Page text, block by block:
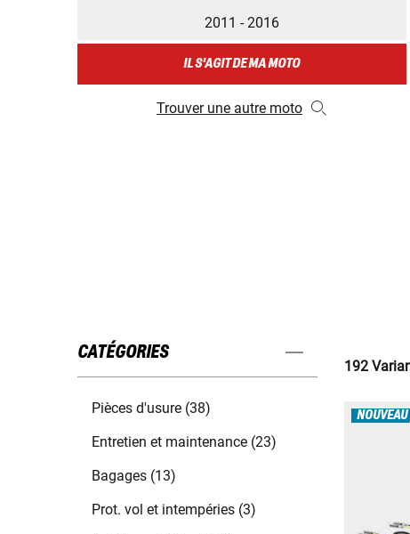
2011 - 2016
IL S'AGIT DE MA MOTO
Trouver une autre moto
CATÉGORIES
Pièces d'usure (38)
Entretien et maintenance (23)
Bagages (13)
Prot. vol et intempéries (3)
192
NOUVEAU